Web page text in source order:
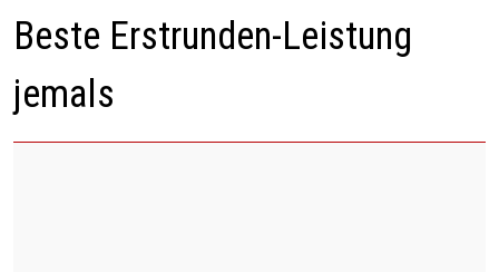
Beste Erstrunden-Leistung
jemals